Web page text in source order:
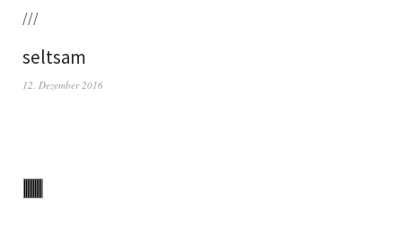
///
seltsam
12. Dezember 2016